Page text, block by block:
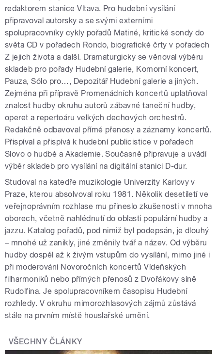
redaktorem stanice Vltava. Pro hudební vysílání
připravoval autorsky a se svými externími
spolupracovníky cykly pořadů Matiné, kritické sondy do
světa CD v pořadech Rondo, biografické črty v pořadech
Z jejich života a další. Dramaturgicky se věnoval výběru
skladeb pro pořady Hudební galerie, Komorní koncert,
Pauza, Sólo pro…, Depozitář Hudební galerie a jiných.
Zejména při přípravě Promenádních koncertů uplatňoval
znalost hudby okruhu autorů zábavné taneční hudby,
operet a repertoáru velkých dechových orchestrů.
Redakčně odbavoval přímé přenosy a záznamy koncertů.
Přispíval a přispívá k hudební publicistice v pořadech
Slovo o hudbě a Akademie. Současně připravuje a uvádí
výběr skladeb pro vysílání na digitální stanici D-dur.
Studoval na katedře muzikologie Univerzity Karlovy v
Praze, kterou absolvoval roku 1981. Několik desetiletí ve
veřejnoprávním rozhlase mu přineslo zkušenosti v mnoha
oborech, včetně nahlédnutí do oblasti populární hudby a
jazzu. Katalog pořadů, pod nimiž byl podepsán, je dlouhý
– mnohé už zanikly, jiné změnily tvář a název. Od výběru
hudby dospěl až k živým vstupům do vysílání, mimo jiné i
při moderování Novoročních koncertů Vídeňských
filharmoniků nebo přímých přenosů z Dvořákovy síně
Rudolfina. Je spolupracovníkem časopisu Hudební
rozhledy. V okruhu mimorozhlasových zájmů zůstává
stále na prvním místě houslařské umění.
VŠECHNY ČLÁNKY